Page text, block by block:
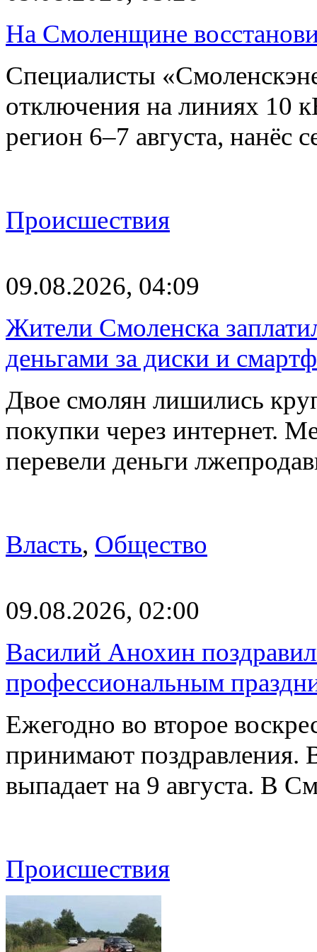
На Смоленщине
Специалисты
отключения на линиях 10
регион 6–7 августа,
Происшествия
09.08.2026, 04:09
Жители Смоленска
деньгами за диски и
Двое смолян лишились
покупки через интернет.
перевели деньги
Власть, Общество
09.08.2026, 02:00
Василий Анохин
профессиональным
Ежегодно во второе
принимают поздравления.
выпадает на 9 августа. В
Происшествия